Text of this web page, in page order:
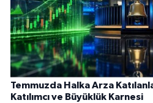
Temmuzda Halka Arza
Katılımcı ve Büyüklük Karnesi